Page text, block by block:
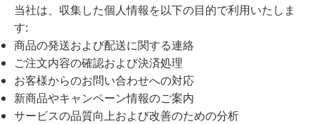
当社は、収集した個人情報を以下の目的で利用いたしま
す:
商品の発送および配送に関する連絡
ご注文内容の確認および決済処理
お客様からのお問い合わせへの対応
新商品やキャンペーン情報のご案内
サービスの品質向上および改善のための分析